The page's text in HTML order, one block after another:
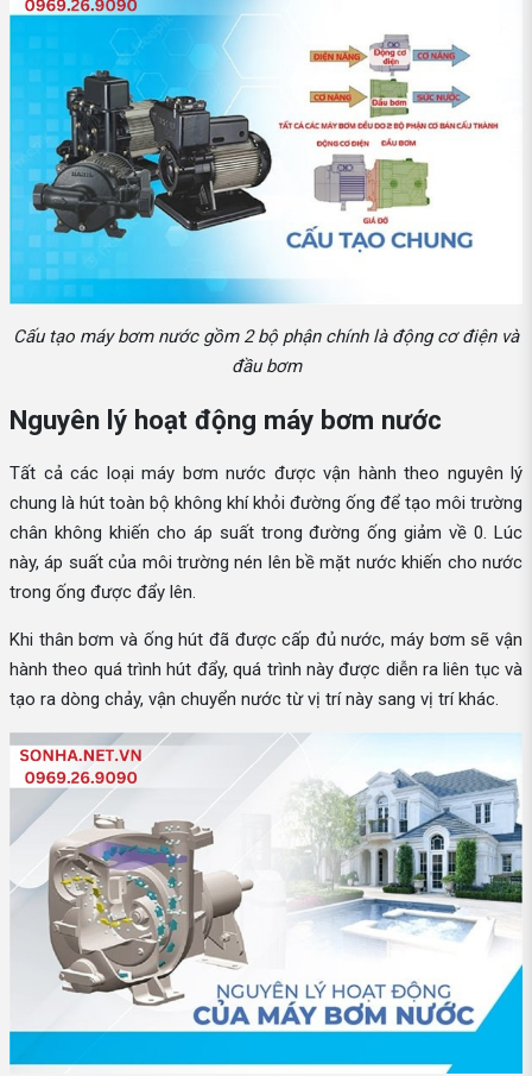
Cấu tạo máy bơm nước gồm 2 bộ phận chính là động cơ điện và
đầu bơm
Nguyên lý hoạt động máy bơm nước
Tất cả các loại máy bơm nước được vận hành theo nguyên lý
chung là hút toàn bộ không khí khỏi đường ống để tạo môi trường
chân không khiến cho áp suất trong đường ống giảm về 0. Lúc
này, áp suất của môi trường nén lên bề mặt nước khiến cho nước
trong ống được đẩy lên.
Khi thân bơm và ống hút đã được cấp đủ nước, máy bơm sẽ vận
hành theo quá trình hút đẩy, quá trình này được diễn ra liên tục và
tạo ra dòng chảy, vận chuyển nước từ vị trí này sang vị trí khác.